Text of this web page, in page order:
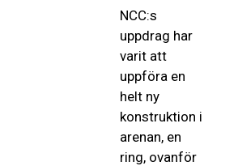
NCC:s
uppdrag har
varit att
uppföra en
helt ny
konstruktion i
arenan, en
ring, ovanför